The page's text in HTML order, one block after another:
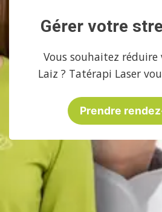
Gérer votre
Vous souhaitez réduire
Laiz ? Tatérapi Laser
Prendre